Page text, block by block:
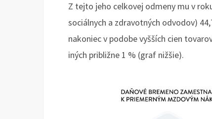
Z tejto jeho celkovej odmeny mu v
sociálnych a zdravotných odvodov)
nakoniec v podobe vyšších cien
iných približne 1 % (graf nižšie).